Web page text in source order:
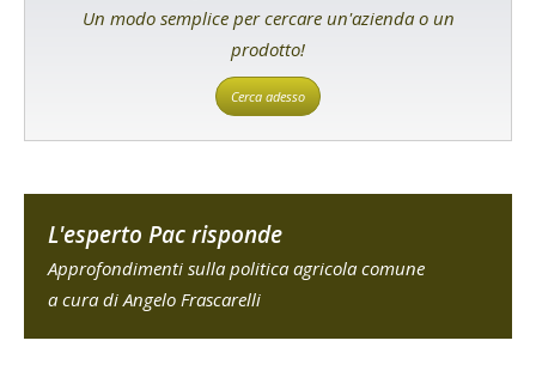
Un modo semplice per cercare un'azienda o un
prodotto!
Cerca adesso
L'esperto Pac risponde
Approfondimenti sulla politica agricola comune
a cura di Angelo Frascarelli